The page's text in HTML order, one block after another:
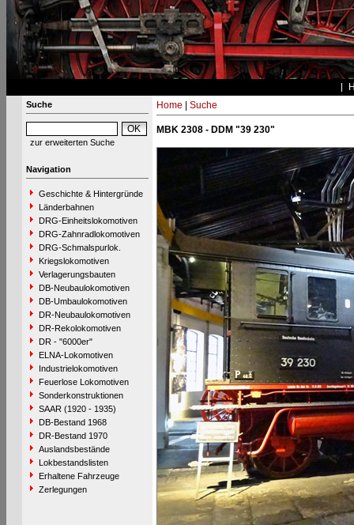
Suche
zur erweiterten Suche
Navigation
Geschichte & Hintergründe
Länderbahnen
DRG-Einheitslokomotiven
DRG-Zahnradlokomotiven
DRG-Schmalspurlok.
Kriegslokomotiven
Verlagerungsbauten
DB-Neubaulokomotiven
DB-Umbaulokomotiven
DR-Neubaulokomotiven
DR-Rekolokomotiven
DR - "6000er"
ELNA-Lokomotiven
Industrielokomotiven
Feuerlose Lokomotiven
Sonderkonstruktionen
SAAR (1920 - 1935)
DB-Bestand 1968
DR-Bestand 1970
Auslandsbestände
Lokbestandslisten
Erhaltene Fahrzeuge
Zerlegungen
Home Suche
MBK 2308 - DDM "39 230"